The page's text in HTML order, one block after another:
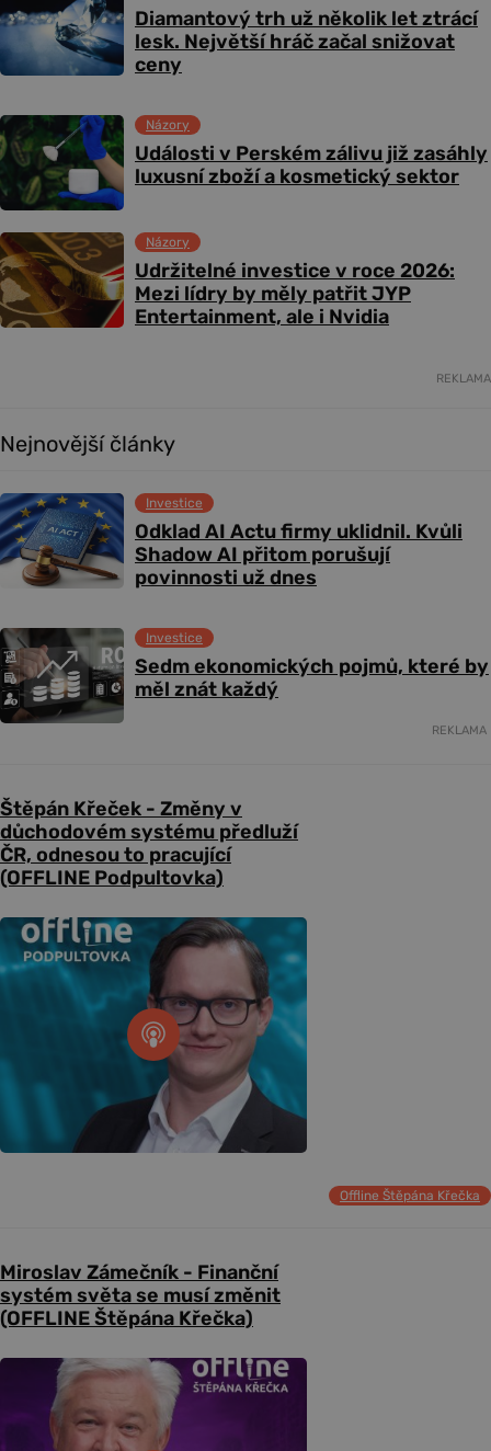
Diamantový trh už několik let ztrácí
lesk. Největší hráč začal snižovat
ceny
Události v Perském zálivu již zasáhly
luxusní zboží a kosmetický sektor
Názory
Udržitelné investice v roce 2026:
Mezi lídry by měly patřit JYP
Entertainment, ale i Nvidia
Názory
REKLAMA
Nejnovější články
Odklad AI Actu firmy uklidnil. Kvůli
Shadow AI přitom porušují
povinnosti už dnes
Investice
Sedm ekonomických pojmů, které by
měl znát každý
Investice
REKLAMA
Štěpán Křeček - Změny v
důchodovém systému předluží
ČR, odnesou to pracující
(OFFLINE Podpultovka)
Offline Štěpána Křečka
Miroslav Zámečník - Finanční
systém světa se musí změnit
(OFFLINE Štěpána Křečka)